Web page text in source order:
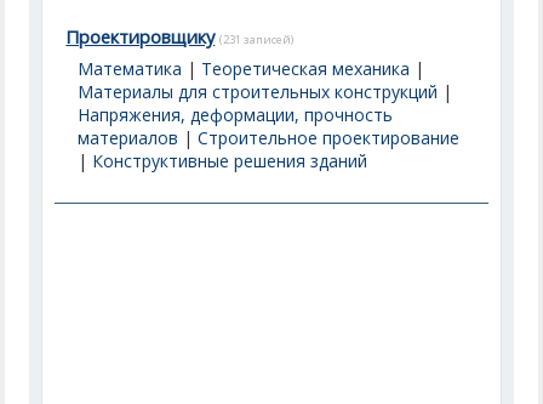
Проектировщику (231 записей)
Математика | Теоретическая механика |
Материалы для строительных конструкций |
Напряжения, деформации, прочность
материалов |Строительное проектирование
| Конструктивные решения зданий